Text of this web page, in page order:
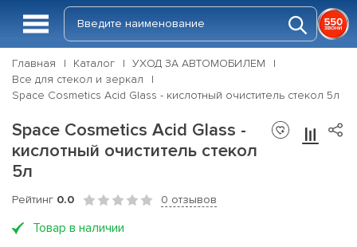
Главная Каталог
УХОД ЗА АВТОМОБИЛЕМ
Все для стекол и зеркал
Space Cosmetics Acid Glass - кислотный очиститель стекол 5л
Space Cosmetics Acid Glass -
кислотный очиститель стекол
5л
Рейтинг 0.0 0 отзывов
Товар в наличии